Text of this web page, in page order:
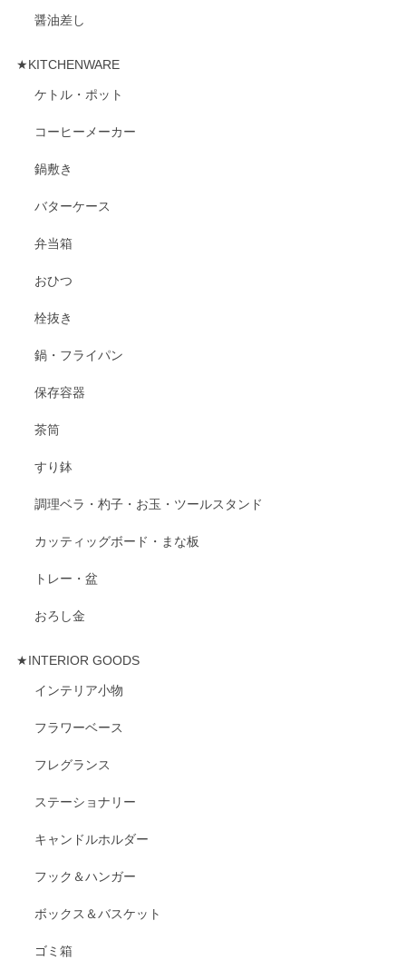
醤油差し
★KITCHENWARE
ケトル・ポット
コーヒーメーカー
鍋敷き
バターケース
弁当箱
おひつ
栓抜き
鍋・フライパン
保存容器
茶筒
すり鉢
調理ベラ・杓子・お玉・ツールスタンド
カッティッグボード・まな板
トレー・盆
おろし金
★INTERIOR GOODS
インテリア小物
フラワーベース
フレグランス
ステーショナリー
キャンドルホルダー
フック＆ハンガー
ボックス＆バスケット
ゴミ箱